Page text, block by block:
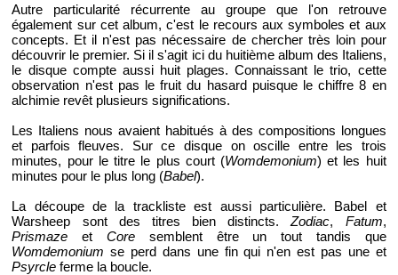
Autre particularité récurrente au groupe que l'on retrouve
également sur cet album, c'est le recours aux symboles et aux
concepts. Et il n'est pas nécessaire de chercher très loin pour
découvrir le premier. Si il s'agit ici du huitième album des Italiens,
le disque compte aussi huit plages. Connaissant le trio, cette
observation n'est pas le fruit du hasard puisque le chiffre 8 en
alchimie revêt plusieurs significations.
Les Italiens nous avaient habitués à des compositions longues
et parfois fleuves. Sur ce disque on oscille entre les trois
minutes, pour le titre le plus court (Womdemonium) et les huit
minutes pour le plus long (Babel).
La découpe de la trackliste est aussi particulière. Babel et
Warsheep sont des titres bien distincts.Zodiac, Fatum,
Prismaze et Coresemblent être un tout tandis que
Womdemonium se perd dans une fin qui n'en est pas une et
Psyrcle ferme la boucle.